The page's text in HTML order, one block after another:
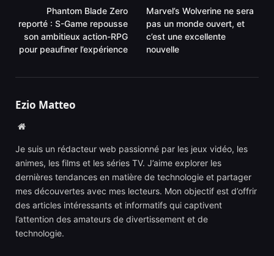
Phantom Blade Zero
reporté : S-Game repousse
son ambitieux action-RPG
pour peaufiner l’expérience
Marvel’s Wolverine ne sera
pas un monde ouvert, et
c’est une excellente
nouvelle
Ezio Matteo
Website
Je suis un rédacteur web passionné par les jeux vidéo, les
animes, les films et les séries TV. J’aime explorer les
dernières tendances en matière de technologie et partager
mes découvertes avec mes lecteurs. Mon objectif est d’offrir
des articles intéressants et informatifs qui captivent
l’attention des amateurs de divertissement et de
technologie.